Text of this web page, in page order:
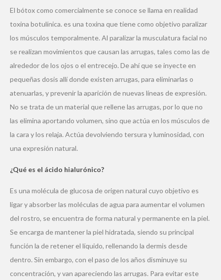
El bótox como comercialmente se conoce se llama en realidad
toxina botulínica. es una toxina que tiene como objetivo paralizar
los músculos temporalmente. Al paralizar la musculatura facial no
se realizan movimientos que causan las arrugas, tales como las de
alrededor de los ojos o el entrecejo. De ahí que se inyecte en
pequeñas dosis allí donde existen arrugas, para eliminarlas o
atenuarlas, y prevenir la aparición de nuevas líneas de expresión.
No se trata de un material que rellene las arrugas, por lo que no
las elimina aportando volumen, sino que actúa en los músculos de
la cara y los relaja. Actúa devolviendo tersura y luminosidad, con
una expresión natural.
¿Qué es el ácido hialurónico?
Es una molécula de glucosa de origen natural cuyo objetivo es
ligar y absorber las moléculas de agua para aumentar el volumen
del rostro, se encuentra de forma natural y permanente en la piel.
Se encarga de mantener la piel hidratada, siendo su principal
función la de retener el líquido, rellenando la dermis desde
dentro. Sin embargo, con el paso de los años disminuye su
concentración, y van apareciendo las arrugas. Para evitar este